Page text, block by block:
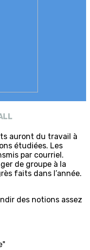
auront du travail à
étudiées. Les
par courriel.
de groupe à la
faits dans l’année.
des notions assez